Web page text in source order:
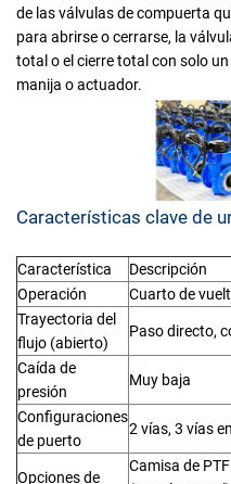
de las válvulas de compuerta
para abrirse o cerrarse, la
total o el cierre total con solo
manija o actuador.
Características clave de
Característica
Descripción
Operación
Cuarto de
Trayectoria del
flujo (abierto)
Paso directo,
Caída de
presión
Muy baja
Configuraciones
de puerto
2 vías, 3 vías
Opciones de
Camisa de